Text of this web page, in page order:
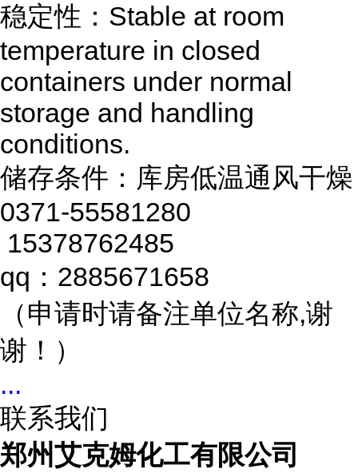
稳定性：Stable at room
temperature in closed
containers under normal
storage and handling
conditions.
储存条件：库房低温通风干燥
0371-55581280
15378762485
qq：2885671658
（申请时请备注单位名称,谢
谢！）
...
联系我们
郑州艾克姆化工有限公司